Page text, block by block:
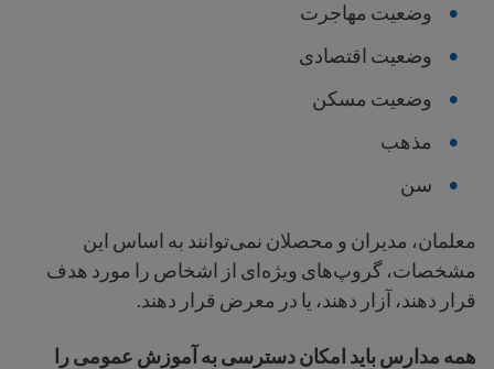
وضعیت مهاجرت
وضعیت اقتصادی
وضعیت مسکن
مذهب
سن
معلمان، مدیران و محصلان نمی‌توانند به اساس این
مشخصات، گروپ‌های ویژه‌ای از اشخاص را مورد هدف
قرار دهند، آزار دهند، یا در معرض قرار دهند.
همه مدارس باید امکان دسترسی به آموزش عمومی را